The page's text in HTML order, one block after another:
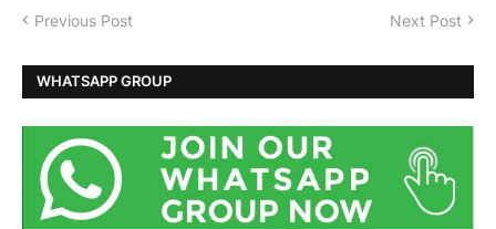
Previous Post Next Post
WHATSAPP GROUP